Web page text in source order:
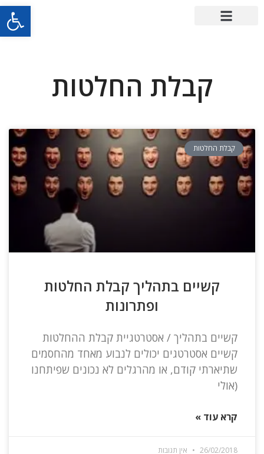
פתח
קבלת החלטות
קבלת החלטות
קשיים בתהליך קבלת החלטות
ופתרונות
קשיים בתהליך / אסטרטגיית קבלת ההחלטות
קשיים אסטרטגים יכולים לנבוע מאחד מהחסמים
שתיארתי קודם, או מהרגלים לא נכונים שפיתחנו
(אולי
קרא עוד »
26/02/2018 אין תגובות